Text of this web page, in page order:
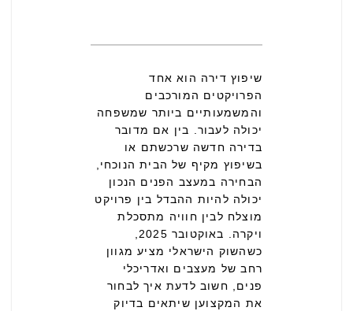
שיפוץ דירה הוא אחד
הפרויקטים המורכבים
והמשמעותיים ביותר שמשפחה
יכולה לעבור.
בין אם מדובר
בדירה חדשה שרכשתם או
בשיפוץ מקיף של הבית הנוכחי,
הבחירה במעצב הפנים הנכון
יכולה להיות ההבדל בין פרויקט
מוצלח לבין חוויה מתסכלת
כשהשוק הישראלי מציע מגוון
רחב של מעצבים ואדריכלי
פנים, חשוב לדעת איך לבחור
את המקצוען שיתאים בדיוק